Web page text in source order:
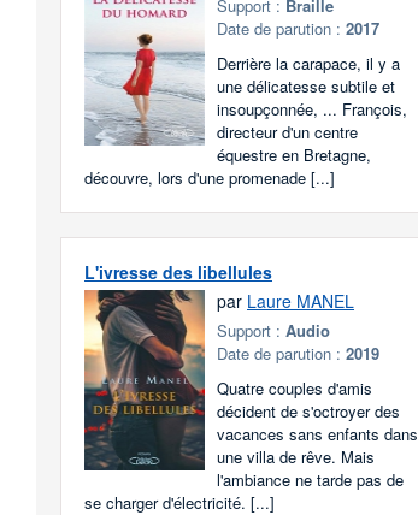
Support : Braille
Date de parution :2017
Derrière la carapace, il y a
une délicatesse subtile et
insoupçonnée, ... François,
directeur d'un centre
équestre en Bretagne,
découvre, lors d'une promenade [...]
L'ivresse des libellules
par Laure MANEL
Support :Audio
Date de parution :2019
Quatre couples d'amis
décident de s'octroyer des
vacances sans enfants dans
une villa de rêve. Mais
l'ambiance ne tarde pas de
se charger d'électricité. [...]